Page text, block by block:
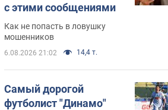
с этими сообщениями
Как не попасть в ловушку
мошенников
6.08.2026 21:02 14,4 т.
Самый дорогой
футболист "Динамо"